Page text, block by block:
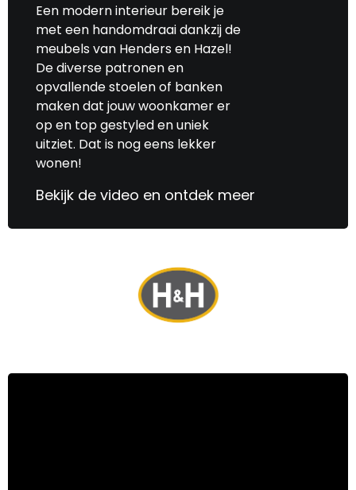
Een modern interieur bereik je
met een handomdraai dankzij de
meubels van Henders en Hazel!
De diverse patronen en
opvallende stoelen of banken
maken dat jouw woonkamer er
op en top gestyled en uniek
uitziet. Dat is nog eens lekker
wonen!
Bekijk de video en ontdek meer